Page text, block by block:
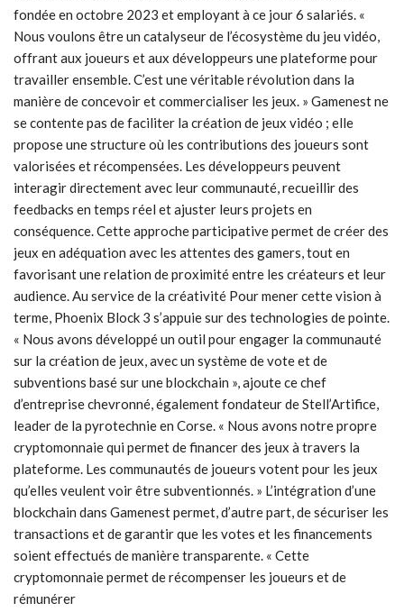
fondée en octobre 2023 et employant à ce jour 6 salariés. «
Nous voulons être un catalyseur de l’écosystème du jeu vidéo,
offrant aux joueurs et aux développeurs une plateforme pour
travailler ensemble. C’est une véritable révolution dans la
manière de concevoir et commercialiser les jeux. » Gamenest ne
se contente pas de faciliter la création de jeux vidéo ; elle
propose une structure où les contributions des joueurs sont
valorisées et récompensées. Les développeurs peuvent
interagir directement avec leur communauté, recueillir des
feedbacks en temps réel et ajuster leurs projets en
conséquence. Cette approche participative permet de créer des
jeux en adéquation avec les attentes des gamers, tout en
favorisant une relation de proximité entre les créateurs et leur
audience. Au service de la créativité Pour mener cette vision à
terme, Phoenix Block 3 s’appuie sur des technologies de pointe.
« Nous avons développé un outil pour engager la communauté
sur la création de jeux, avec un système de vote et de
subventions basé sur une blockchain », ajoute ce chef
d’entreprise chevronné, également fondateur de Stell’Artifice,
leader de la pyrotechnie en Corse. « Nous avons notre propre
cryptomonnaie qui permet de financer des jeux à travers la
plateforme. Les communautés de joueurs votent pour les jeux
qu’elles veulent voir être subventionnés. » L’intégration d’une
blockchain dans Gamenest permet, d’autre part, de sécuriser les
transactions et de garantir que les votes et les financements
soient effectués de manière transparente. « Cette
cryptomonnaie permet de récompenser les joueurs et de
rémunérer